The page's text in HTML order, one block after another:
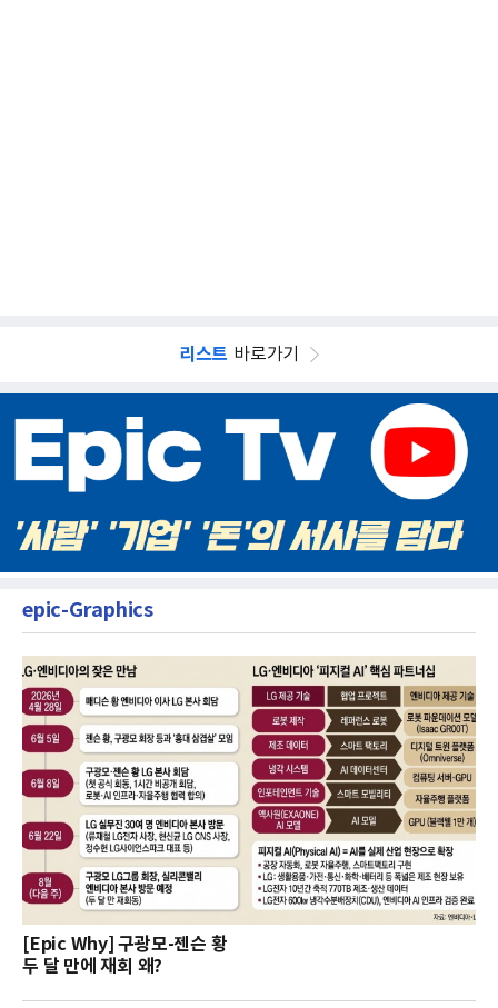
리스트 바로가기
epic-Graphics
[Epic Why] 구광모-젠슨 황
두 달 만에 재회 왜?